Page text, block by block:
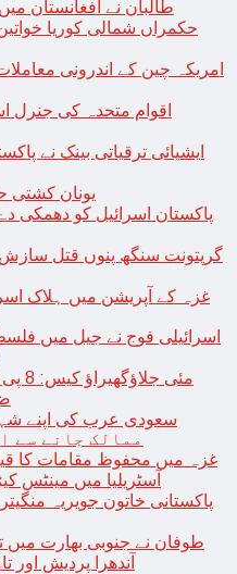
طالبان نے افغانستان میں
حکمراں شمالی کوریا
امریکہ چین کے اندرونی
اقوام متحدہ کی جنرل
ایشیائی ترقیاتی بینک نے
یونان کشتی
پاکستان اسرائیل کو
گرپتونت سنگھ پنوں قتل سازش،
ممالک جانے سے
غزہ میں محفوظ مقامات کا
آسٹریلیا میں مینٹس
پاکستانی خاتون جویریہ
طوفان نے جنوبی بھارت میں
آندھرا پردیش اور